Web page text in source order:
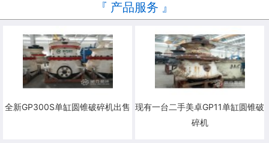
『 产品服务 』
全新GP300S单缸圆锥破碎机出售 现有一台二手美卓GP11单缸圆锥破
碎机